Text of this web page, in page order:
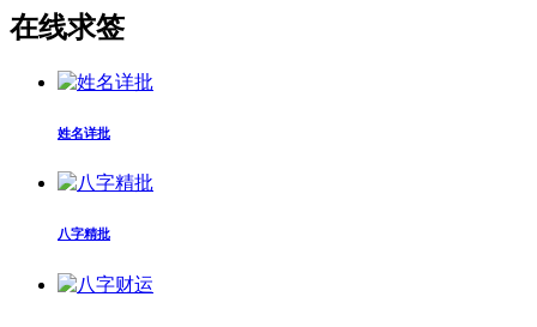
在线求签
姓名详批
八字精批